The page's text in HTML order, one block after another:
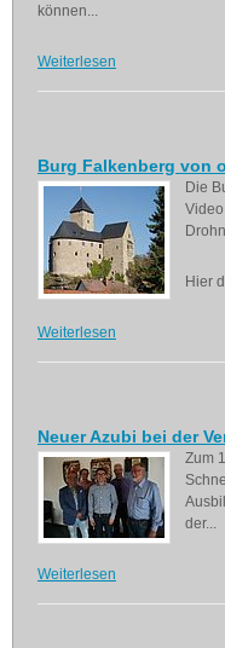
können...
Weiterlesen
Burg Falkenberg von
Die
Hier
Weiterlesen
Neuer Azubi bei der
Zum
der...
Weiterlesen